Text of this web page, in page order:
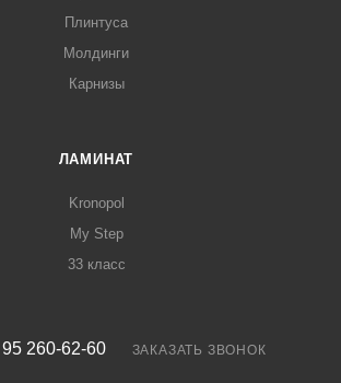
Плинтуса
Молдинги
Карнизы
ЛАМИНАТ
Kronopol
My Step
33 класс
260-62-60 ЗАКАЗАТЬ ЗВОНОК